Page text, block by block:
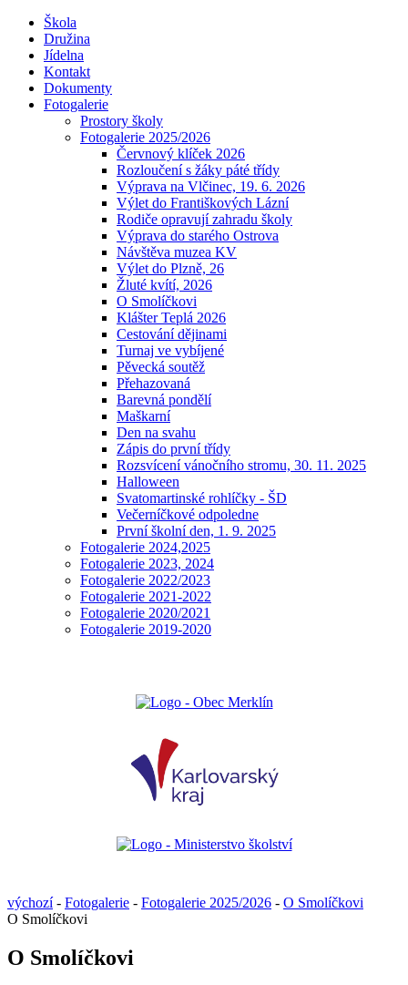
Škola
Družina
Jídelna
Kontakt
Dokumenty
Fotogalerie
Prostory školy
Fotogalerie 2025/2026
Červnový klíček 2026
Rozloučení s žáky páté třídy
Výprava na Vlčinec, 19. 6. 2026
Výlet do Františkových Lázní
Rodiče opravují zahradu školy
Výprava do starého Ostrova
Návštěva muzea KV
Výlet do Plzně, 26
Žluté kvítí, 2026
O Smolíčkovi
Klášter Teplá 2026
Cestování dějinami
Turnaj ve vybíjené
Pěvecká soutěž
Přehazovaná
Barevná pondělí
Maškarní
Den na svahu
Zápis do první třídy
Rozsvícení vánočního stromu, 30. 11. 2025
Halloween
Svatomartinské rohlíčky - ŠD
Večerníčkové odpoledne
První školní den, 1. 9. 2025
Fotogalerie 2024,2025
Fotogalerie 2023, 2024
Fotogalerie 2022/2023
Fotogalerie 2021-2022
Fotogalerie 2020/2021
Fotogalerie 2019-2020
výchozí- Fotogalerie - Fotogalerie 2025/2026 - O Smolíčkovi
O Smolíčkovi
O Smolíčkovi